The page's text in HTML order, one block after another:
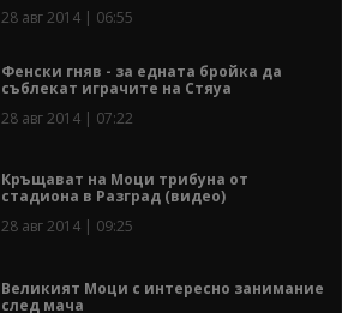
28 авг 2014 | 06:55
Фенски гняв - за едната бройка да
съблекат играчите на Стяуа
28 авг 2014 | 07:22
Кръщават на Моци трибуна от
стадиона в Разград (видео)
28 авг 2014 | 09:25
Великият Моци с интересно занимание
след мача